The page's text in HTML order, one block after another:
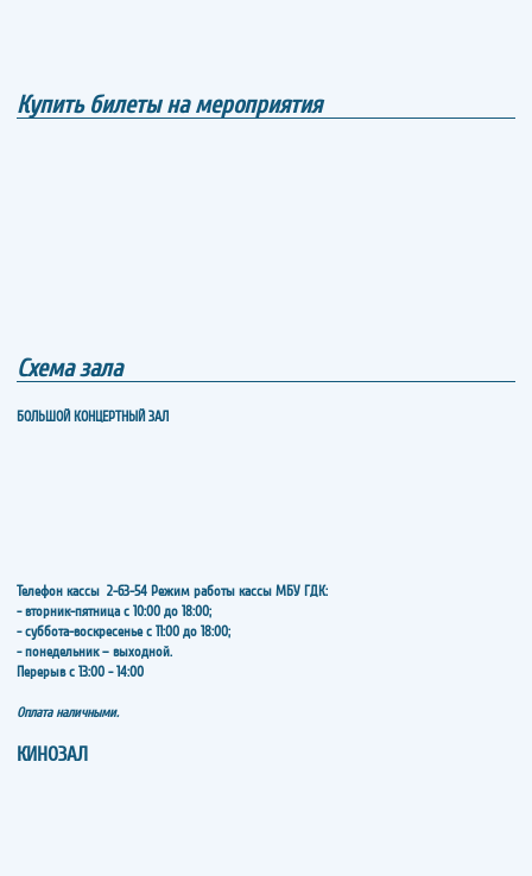
Купить билеты на мероприятия
Схема зала
БОЛЬШОЙ КОНЦЕРТНЫЙ ЗАЛ
Телефон кассы 2-63-54 Режим работы кассы МБУ ГДК:
- вторник-пятница с 10:00 до 18:00;
- суббота-воскресенье с 11:00 до 18:00;
- понедельник – выходной.
Перерыв с 13:00 - 14:00
​​​​​​​Оплата наличными.
КИНОЗАЛ